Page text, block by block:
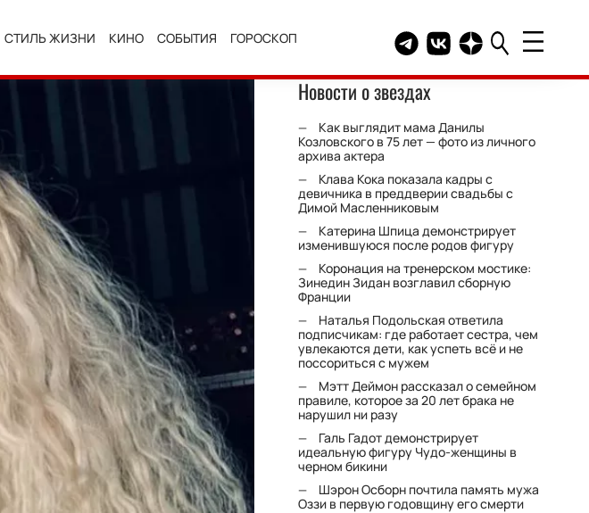
СТИЛЬ ЖИЗНИ КИНО СОБЫТИЯ ГОРОСКОП Telegram канал HELLO
Группа HELLO
Канал HELLO в
Новости о звездах
Как выглядит мама Данилы
Козловского в 75 лет — фото из личного
архива актера
Клава Кока показала кадры с
девичника в преддверии свадьбы с
Димой Масленниковым
Катерина Шпица демонстрирует
изменившуюся после родов фигуру
Коронация на тренерском мостике:
Зинедин Зидан возглавил сборную
Франции
Наталья Подольская ответила
подписчикам: где работает сестра, чем
увлекаются дети, как успеть всё и не
поссориться с мужем
Мэтт Деймон рассказал о семейном
правиле, которое за 20 лет брака не
нарушил ни разу
Галь Гадот демонстрирует
идеальную фигуру Чудо-женщины в
черном бикини
Шэрон Осборн почтила память мужа
Оззи в первую годовщину его смерти